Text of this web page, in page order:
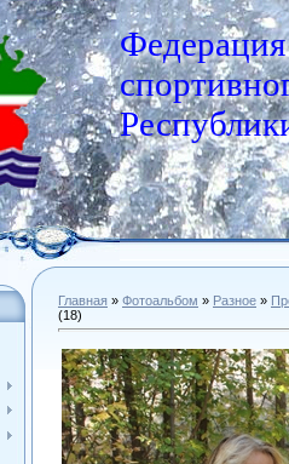
Федерация
Главная » Фотоальбом » Разное »
(18)